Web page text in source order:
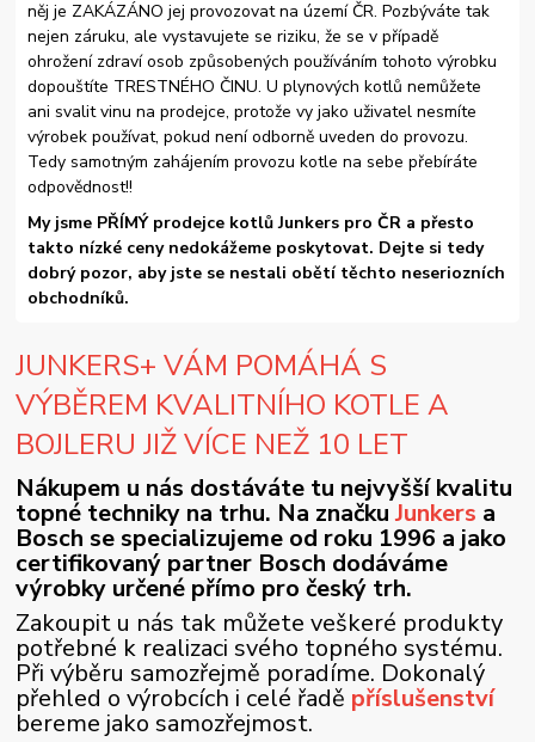
něj je ZAKÁZÁNO jej provozovat na území ČR. Pozbýváte tak
nejen záruku, ale vystavujete se riziku, že se v případě
ohrožení zdraví osob způsobených používáním tohoto výrobku
dopouštíte TRESTNÉHO ČINU. U plynových kotlů nemůžete
ani svalit vinu na prodejce, protože vy jako uživatel nesmíte
výrobek používat, pokud není odborně uveden do provozu.
Tedy samotným zahájením provozu kotle na sebe přebíráte
odpovědnost!!
My jsme PŘÍMÝ prodejce kotlů Junkers pro ČR a přesto
takto nízké ceny nedokážeme poskytovat. Dejte si tedy
dobrý pozor, aby jste se nestali obětí těchto neseriozních
obchodníků.
JUNKERS+ VÁM POMÁHÁ S
VÝBĚREM KVALITNÍHO KOTLE A
BOJLERU JIŽ VÍCE NEŽ 10 LET
Nákupem u nás dostáváte tu nejvyšší kvalitu
topné techniky na trhu. Na značkuJunkers a
Bosch se specializujeme od roku 1996 a jako
certifikovaný partner Bosch dodáváme
výrobky určené přímo pro český trh.
Zakoupit u nás tak můžete veškeré produkty
potřebné k realizaci svého topného systému.
Při výběru samozřejmě poradíme. Dokonalý
přehled o výrobcích i celé řadě příslušenství
bereme jako samozřejmost.